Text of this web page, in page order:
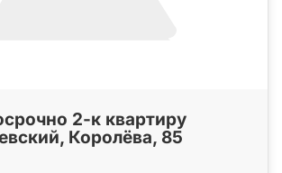
2-к квартиру
Королёва, 85